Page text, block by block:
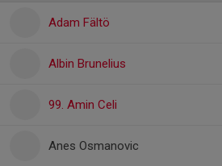
Adam Fältö
Albin Brunelius
99. Amin Celi
Anes Osmanovic